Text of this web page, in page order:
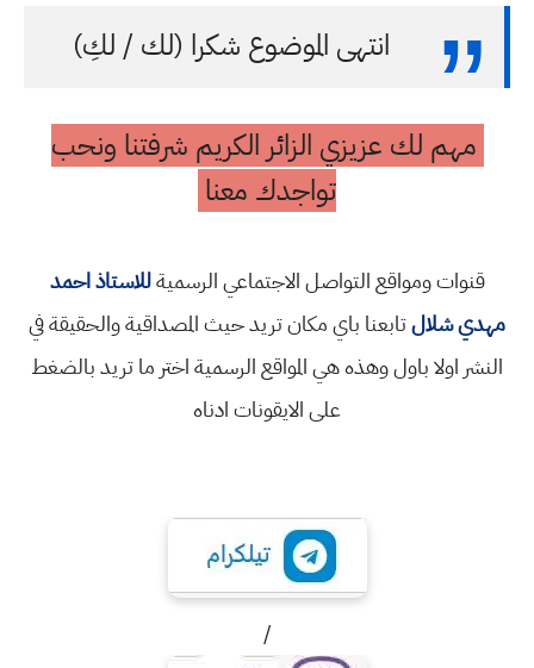
انتهى الموضوع شكرا (لك / لكِ)
مهم لك عزيزي الزائر الكريم شرفتنا ونحب
تواجدك معنا
قنوات ومواقع التواصل الاجتماعي الرسميةللاستاذ احمد
مهدي شلالتابعنا باي مكان تريد حيث المصداقية والحقيقة في
النشر اولا باول وهذه هي المواقع الرسمية اختر ما تريد بالضغط
على الايقونات ادناه
/